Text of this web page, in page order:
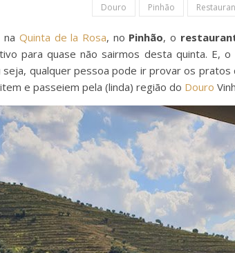
Douro Pinhão
na Quinta de la Rosa, no Pinhão, o
para quase não sairmos desta quinta. E,
seja, qualquer pessoa pode ir provar os
e passeiem pela (linda) região do Douro